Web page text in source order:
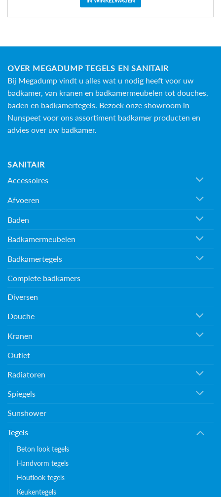
OVER MEGADUMP TEGELS EN SANITAIR
Bij Megadump vindt u alles wat u nodig heeft voor uw
badkamer, van kranen en badkamermeubelen tot douches,
baden en badkamertegels. Bezoek onze showroom in
Nunspeet voor ons assortiment badkamer producten en
advies over uw badkamer.
SANITAIR
Accessoires
Afvoeren
Baden
Badkamermeubelen
Badkamertegels
Complete badkamers
Diversen
Douche
Kranen
Outlet
Radiatoren
Spiegels
Sunshower
Tegels
Beton look tegels
Handvorm tegels
Houtlook tegels
Keukentegels